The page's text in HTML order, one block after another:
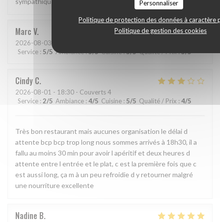
Personnaliser
Politique de protection des données à caractère
Politique de gestion des cookies
Marc V
2026-08-03- 19:30 - Couverts 2
Service : 5/5 Ambiance:5/5 Cuisine:5/5 Qualité / Prix:5/5
Cindy C
2026-08-01 - 18:30 - Couverts 4
Service : 2/5 Ambiance : 4/5 Cuisine : 5/5 Qualité / Prix : 4/5
Très bon restaurant mais aucunes organisation le délai d
attente bcp bcp trop long nous sommes arrivés à 18h30, il a
fallu au moins 30 min pour avoir l apéritif et deux heures d
attente entre l entrée et le plat, c est la première fois que c
est aussi long, ça m à un peu refroidie d y retourner malgré
une nourriture excellente
Nadine B